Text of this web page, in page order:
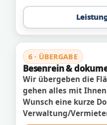
6 · ÜBERGABE
Besenrein &
Wir übergeben die
gehen alles mit
Wunsch eine kurze
Verwaltung/